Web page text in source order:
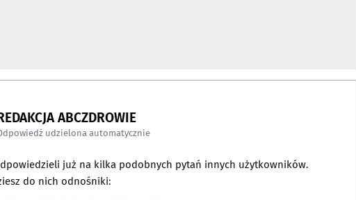
ABCZDROWIE
udzielona automatycznie
już na kilka podobnych pytań innych użytkowników.
do nich odnośniki: